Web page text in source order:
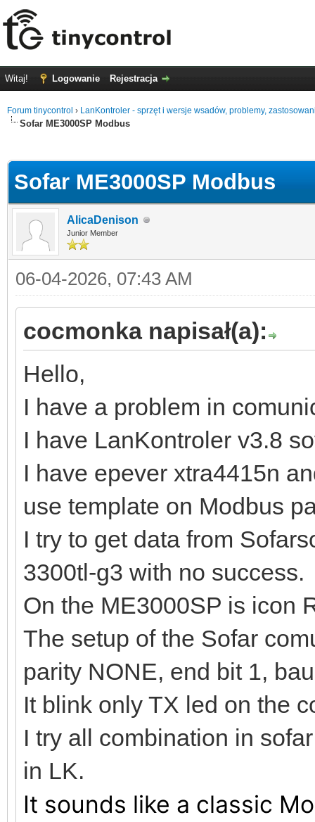
Witaj! Logowanie Rejestracja
Forum tinycontrol › LanKontroler - sprzęt i wersje wsadów, problemy,
Sofar ME3000SP Modbus
Sofar ME3000SP Modbus
AlicaDenison
Junior Member
06-04-2026, 07:43 AM
cocmonka napisał(a):
Hello,
I have a problem in
I have LanKontroler v3.8
I have epever xtra4415n
use template on Modbus
I try to get data from
3300tl-g3 with no success.
On the ME3000SP is icon
The setup of the Sofar
parity NONE, end bit 1,
It blink only TX led on the
I try all combination in
in LK.
It sounds like a classic